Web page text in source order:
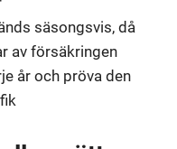
säsongsvis, då
av försäkringen
år och pröva den